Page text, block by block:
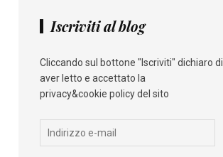
Iscriviti al blog
Cliccando sul bottone "Iscriviti" dichiaro di
aver letto e accettato la
privacy&cookie policy del sito
Indirizzo